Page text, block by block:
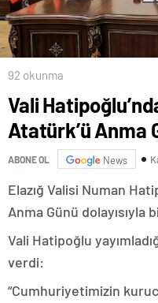
92 okunma
Vali
Atatürk’ü Anma
ABONE OL News
Elazığ Valisi Numan
Anma Günü dolayısıyla
Vali Hatipoğlu
verdi:
“Cumhuriyetimizin